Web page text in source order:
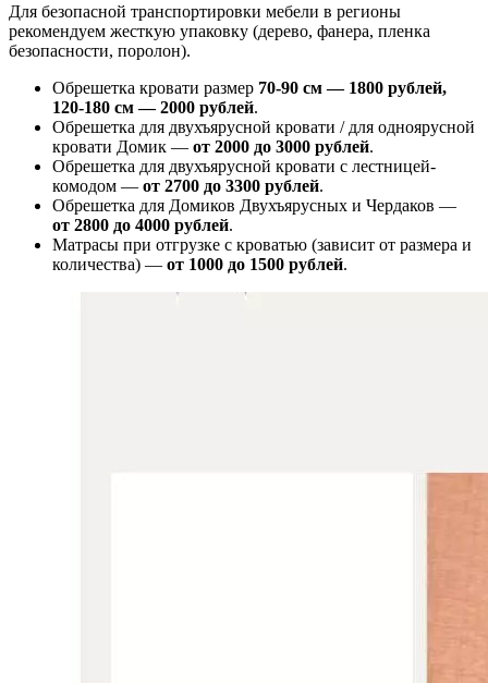
Для безопасной транспортировки мебели в регионы
рекомендуем жесткую упаковку (дерево, фанера, пленка
безопасности, поролон).
Обрешетка кровати размер 70-90 см — 1800 рублей,
120-180 см — 2000 рублей.
Обрешетка для двухъярусной кровати / для одноярусной
кровати Домик — от 2000 до 3000 рублей.
Обрешетка для двухъярусной кровати с лестницей-
комодом — от 2700 до 3300 рублей.
Обрешетка для Домиков Двухъярусных и Чердаков —
от 2800 до 4000 рублей.
Матрасы при отгрузке с кроватью (зависит от размера и
количества) — от 1000 до 1500 рублей.